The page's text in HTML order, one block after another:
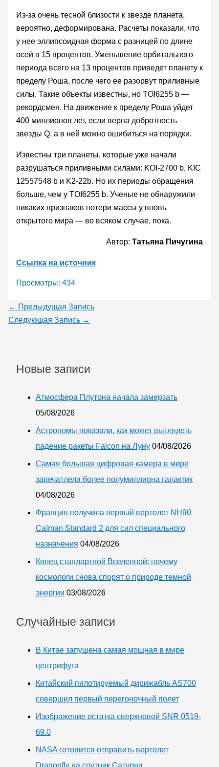
Из-за очень тесной близости к звезде планета,
вероятно, деформирована. Расчеты показали, что
у нее эллипсоидная форма с разницей по длине
осей в 15 процентов. Уменьшение орбитального
периода всего на 13 процентов приведет планету к
пределу Роша, после чего ее разорвут приливные
силы. Такие объекты известны, но TOI6255 b —
рекордсмен. На движение к пределу Роша уйдет
400 миллионов лет, если верна добротность
звезды Q, а в ней можно ошибиться на порядки.
Известны три планеты, которые уже начали
разрушаться приливными силами: KOI-2700 b, KIC
12557548 b и K2-22b. Но их периоды обращения
больше, чем у TOI6255 b. Ученые не обнаружили
никаких признаков потери массы у вновь
открытого мира — во всяком случае, пока.
Автор:Татьяна Пичугина
Ссылка на источник
Просмотры: 434
← Предыдущая Запись
Следующая Запись →
Новые записи
Атмосфера Плутона начала замерзать
05/08/2026
Астрономы показали, как может выглядеть
падение ракеты Falcon на Луну 04/08/2026
Самая большая цифровая камера в мире
запечатлела более полумиллиона галактик
04/08/2026
Франция получила первый вертолет NH90
Caïman Standard 2 для сил специального
назначения 04/08/2026
Конец стандартной Вселенной: почему
космологи снова спорят о природе темной
энергии 03/08/2026
Случайные записи
В Китае запущена самая мощная в мире
центрифуга
Китайский пилотируемый дирижабль AS700
совершил первый перегоночный полет
Изображение остатка сверхновой SNR 0519-
69.0
NASA готовится отправить вертолет
Dragonfly на спутник Сатурна